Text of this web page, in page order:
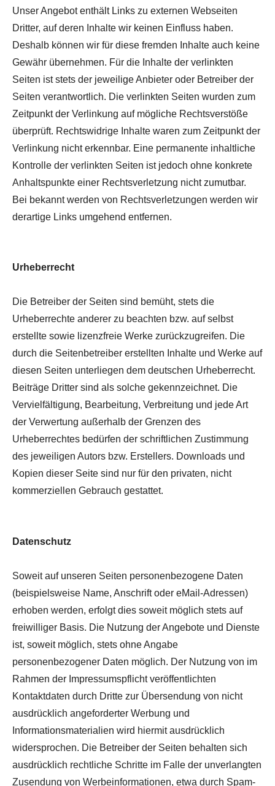
Unser Angebot enthält Links zu externen Webseiten
Dritter, auf deren Inhalte wir keinen Einfluss haben.
Deshalb können wir für diese fremden Inhalte auch keine
Gewähr übernehmen. Für die Inhalte der verlinkten
Seiten ist stets der jeweilige Anbieter oder Betreiber der
Seiten verantwortlich. Die verlinkten Seiten wurden zum
Zeitpunkt der Verlinkung auf mögliche Rechtsverstöße
überprüft. Rechtswidrige Inhalte waren zum Zeitpunkt der
Verlinkung nicht erkennbar. Eine permanente inhaltliche
Kontrolle der verlinkten Seiten ist jedoch ohne konkrete
Anhaltspunkte einer Rechtsverletzung nicht zumutbar.
Bei bekannt werden von Rechtsverletzungen werden wir
derartige Links umgehend entfernen.
Urheberrecht
Die Betreiber der Seiten sind bemüht, stets die
Urheberrechte anderer zu beachten bzw. auf selbst
erstellte sowie lizenzfreie Werke zurückzugreifen. Die
durch die Seitenbetreiber erstellten Inhalte und Werke auf
diesen Seiten unterliegen dem deutschen Urheberrecht.
Beiträge Dritter sind als solche gekennzeichnet. Die
Vervielfältigung, Bearbeitung, Verbreitung und jede Art
der Verwertung außerhalb der Grenzen des
Urheberrechtes bedürfen der schriftlichen Zustimmung
des jeweiligen Autors bzw. Erstellers. Downloads und
Kopien dieser Seite sind nur für den privaten, nicht
kommerziellen Gebrauch gestattet.
Datenschutz
Soweit auf unseren Seiten personenbezogene Daten
(beispielsweise Name, Anschrift oder eMail-Adressen)
erhoben werden, erfolgt dies soweit möglich stets auf
freiwilliger Basis. Die Nutzung der Angebote und Dienste
ist, soweit möglich, stets ohne Angabe
personenbezogener Daten möglich. Der Nutzung von im
Rahmen der Impressumspflicht veröffentlichten
Kontaktdaten durch Dritte zur Übersendung von nicht
ausdrücklich angeforderter Werbung und
Informationsmaterialien wird hiermit ausdrücklich
widersprochen. Die Betreiber der Seiten behalten sich
ausdrücklich rechtliche Schritte im Falle der unverlangten
Zusendung von Werbeinformationen, etwa durch Spam-